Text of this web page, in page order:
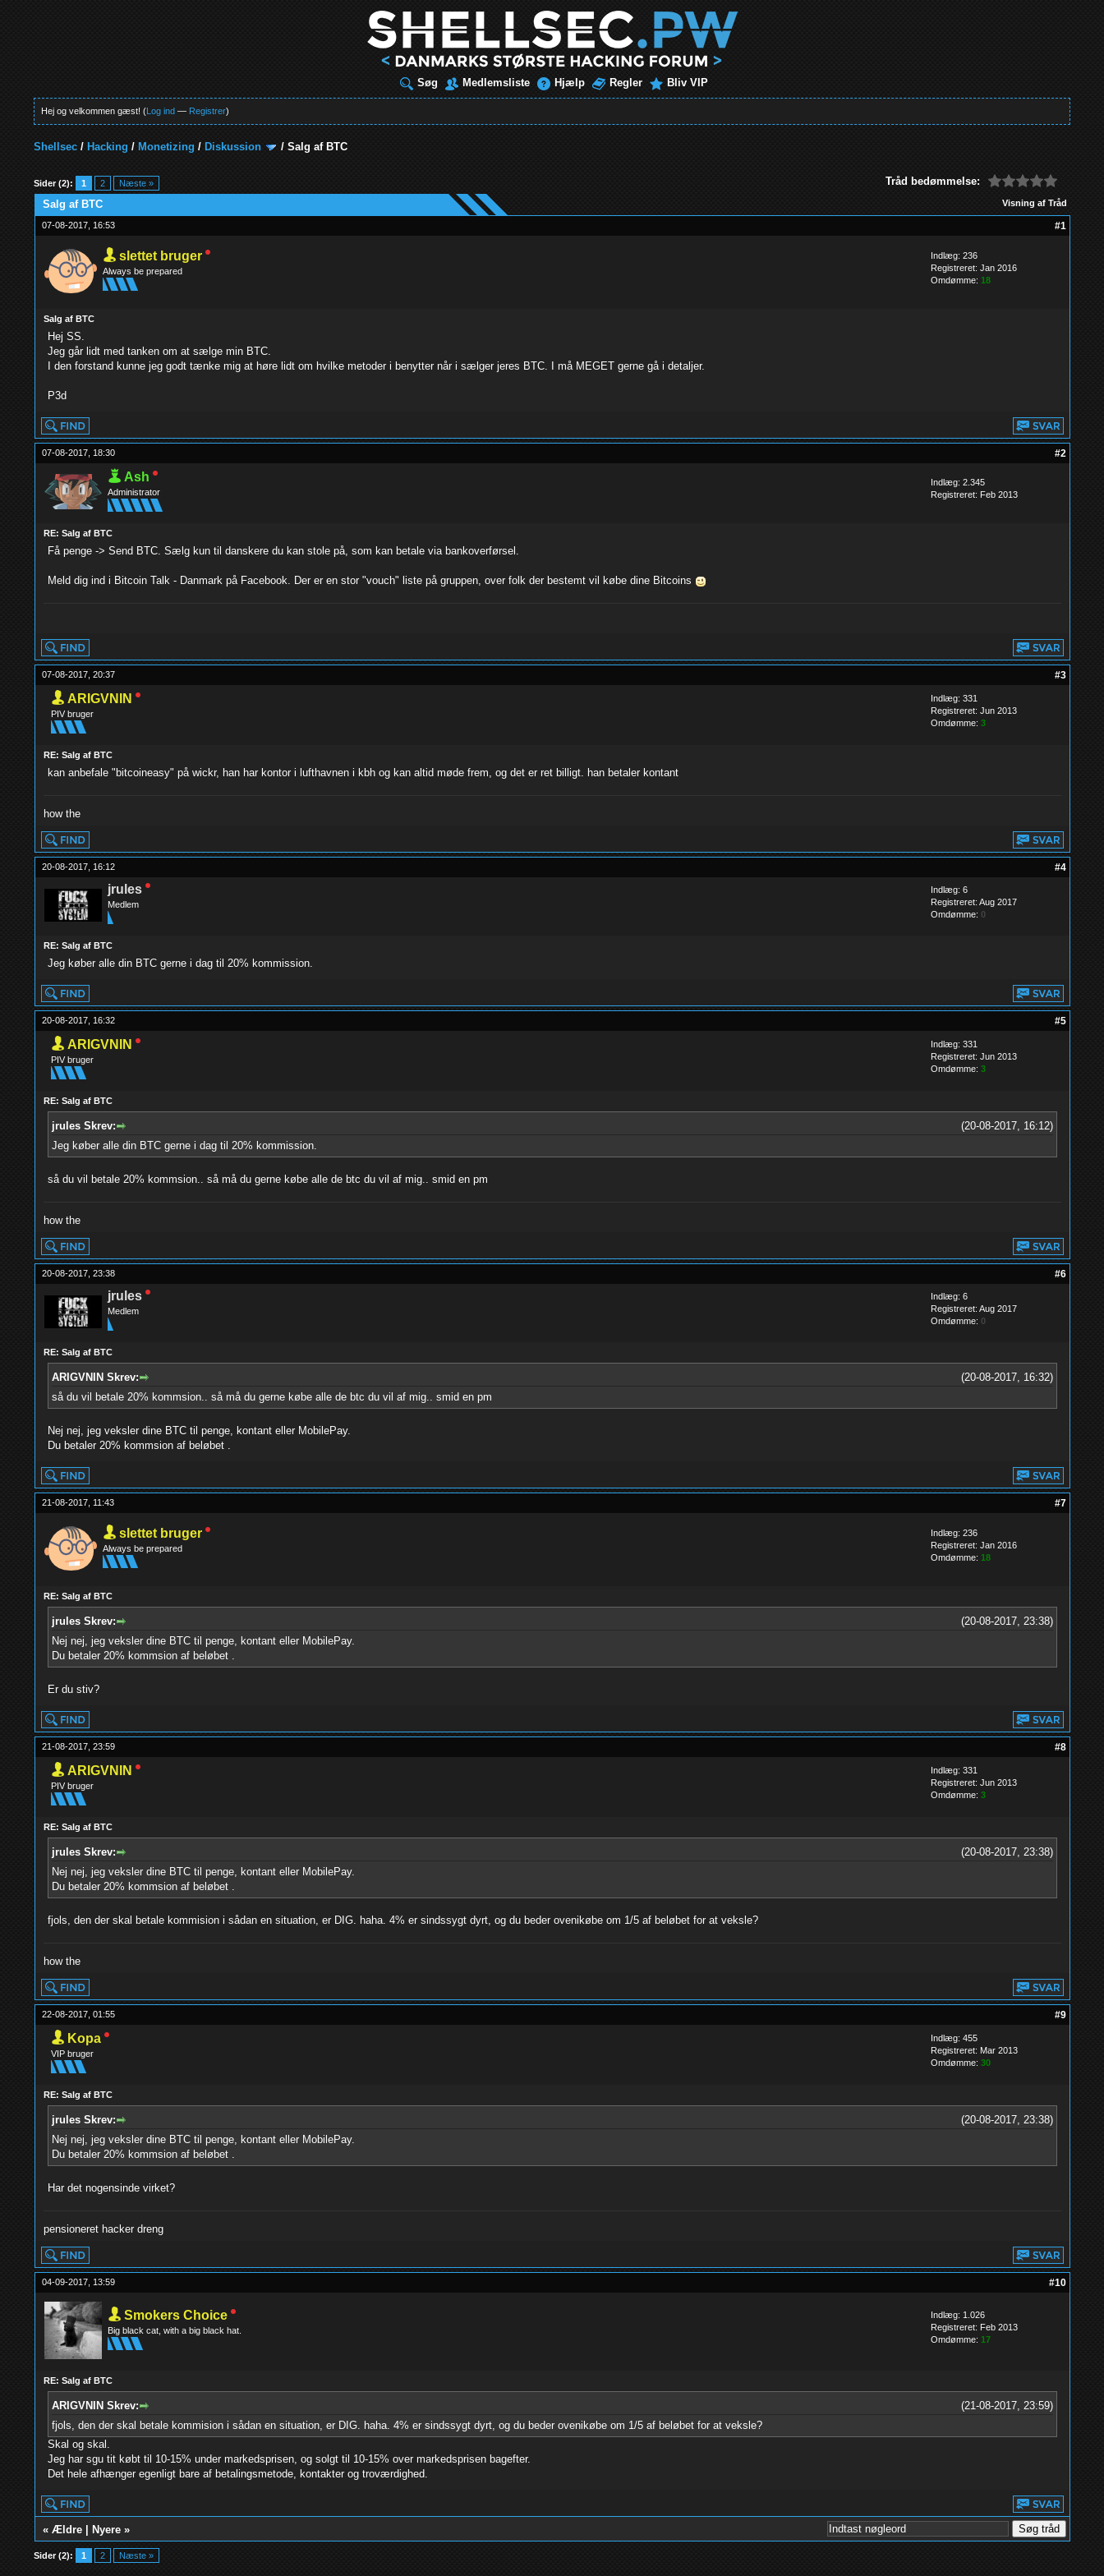
Søg Medlemsliste Hjælp Regler Bliv VIP
Hej og velkommen gæst! (Log ind — Registrer)
Shellsec / Hacking / Monetizing / Diskussion /Salg af BTC
Sider (2): 1 2 Næste » Tråd bedømmelse:
Visning af Tråd
Salg af BTC
07-08-2017, 16:53 #1
slettet bruger
Always be prepared
Indlæg: 236
Registreret: Jan 2016
Omdømme: 18
Salg af BTC
Hej SS.
Jeg går lidt med tanken om at sælge min BTC.
I den forstand kunne jeg godt tænke mig at høre lidt om hvilke metoder i benytter når i sælger jeres BTC. I må MEGET gerne gå i detaljer.
P3d
07-08-2017, 18:30 #2
Ash
Administrator
Indlæg: 2.345
Registreret: Feb 2013
RE: Salg af BTC
Få penge -> Send BTC. Sælg kun til danskere du kan stole på, som kan betale via bankoverførsel.
Meld dig ind i Bitcoin Talk - Danmark på Facebook. Der er en stor "vouch" liste på gruppen, over folk der bestemt vil købe dine Bitcoins
07-08-2017, 20:37 #3
ARIGVNIN
PIV bruger
Indlæg: 331
Registreret: Jun 2013
Omdømme: 3
RE: Salg af BTC
kan anbefale "bitcoineasy" på wickr, han har kontor i lufthavnen i kbh og kan altid møde frem, og det er ret billigt. han betaler kontant
how the
20-08-2017, 16:12 #4
jrules
Medlem
Indlæg: 6
Registreret: Aug 2017
Omdømme: 0
RE: Salg af BTC
Jeg køber alle din BTC gerne i dag til 20% kommission.
20-08-2017, 16:32 #5
ARIGVNIN
PIV bruger
Indlæg: 331
Registreret: Jun 2013
Omdømme: 3
RE: Salg af BTC
(20-08-2017, 16:12)
jrules Skrev:
Jeg køber alle din BTC gerne i dag til 20% kommission.
så du vil betale 20% kommsion.. så må du gerne købe alle de btc du vil af mig.. smid en pm
how the
20-08-2017, 23:38 #6
jrules
Medlem
Indlæg: 6
Registreret: Aug 2017
Omdømme: 0
RE: Salg af BTC
(20-08-2017, 16:32)
ARIGVNIN Skrev:
så du vil betale 20% kommsion.. så må du gerne købe alle de btc du vil af mig.. smid en pm
Nej nej, jeg veksler dine BTC til penge, kontant eller MobilePay.
Du betaler 20% kommsion af beløbet .
21-08-2017, 11:43 #7
slettet bruger
Always be prepared
Indlæg: 236
Registreret: Jan 2016
Omdømme: 18
RE: Salg af BTC
(20-08-2017, 23:38)
jrules Skrev:
Nej nej, jeg veksler dine BTC til penge, kontant eller MobilePay.
Du betaler 20% kommsion af beløbet .
Er du stiv?
21-08-2017, 23:59 #8
ARIGVNIN
PIV bruger
Indlæg: 331
Registreret: Jun 2013
Omdømme: 3
RE: Salg af BTC
(20-08-2017, 23:38)
jrules Skrev:
Nej nej, jeg veksler dine BTC til penge, kontant eller MobilePay.
Du betaler 20% kommsion af beløbet .
fjols, den der skal betale kommision i sådan en situation, er DIG. haha. 4% er sindssygt dyrt, og du beder ovenikøbe om 1/5 af beløbet for at veksle?
how the
22-08-2017, 01:55 #9
Kopa
VIP bruger
Indlæg: 455
Registreret: Mar 2013
Omdømme: 30
RE: Salg af BTC
(20-08-2017, 23:38)
jrules Skrev:
Nej nej, jeg veksler dine BTC til penge, kontant eller MobilePay.
Du betaler 20% kommsion af beløbet .
Har det nogensinde virket?
pensioneret hacker dreng
04-09-2017, 13:59 #10
Smokers Choice
Big black cat, with a big black hat.
Indlæg: 1.026
Registreret: Feb 2013
Omdømme: 17
RE: Salg af BTC
(21-08-2017, 23:59)
ARIGVNIN Skrev:
fjols, den der skal betale kommision i sådan en situation, er DIG. haha. 4% er sindssygt dyrt, og du beder ovenikøbe om 1/5 af beløbet for at veksle?
Skal og skal.
Jeg har sgu tit købt til 10-15% under markedsprisen, og solgt til 10-15% over markedsprisen bagefter.
Det hele afhænger egenligt bare af betalingsmetode, kontakter og troværdighed.
« Ældre| Nyere»
Sider (2): 1 2 Næste »